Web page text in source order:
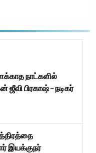
நாட்களில்
ஜீவி பிரகாஷ் – நடிகர்
இயக்குநர்